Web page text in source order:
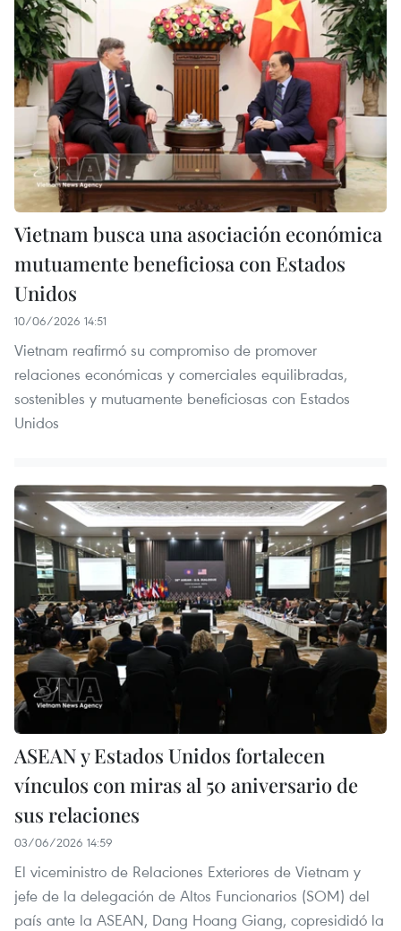
Vietnam busca una asociación económica
mutuamente beneficiosa con Estados
Unidos
10/06/2026 14:51
Vietnam reafirmó su compromiso de promover
relaciones económicas y comerciales equilibradas,
sostenibles y mutuamente beneficiosas con Estados
Unidos
ASEAN y Estados Unidos fortalecen
vínculos con miras al 50 aniversario de
sus relaciones
03/06/2026 14:59
El viceministro de Relaciones Exteriores de Vietnam y
jefe de la delegación de Altos Funcionarios (SOM) del
país ante la ASEAN, Dang Hoang Giang, copresididó la